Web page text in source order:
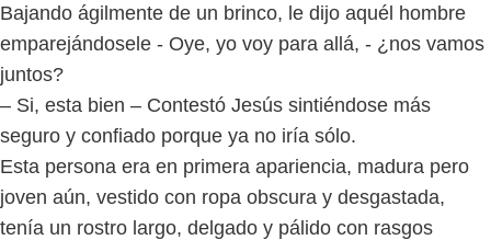
Bajando ágilmente de un brinco, le dijo aquél hombre
emparejándosele - Oye, yo voy para allá, - ¿nos vamos
juntos?
– Si, esta bien – Contestó Jesús sintiéndose más
seguro y confiado porque ya no iría sólo.
Esta persona era en primera apariencia, madura pero
joven aún, vestido con ropa obscura y desgastada,
tenía un rostro largo, delgado y pálido con rasgos